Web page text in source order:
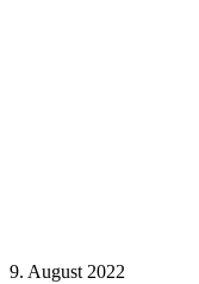
9. August 2022